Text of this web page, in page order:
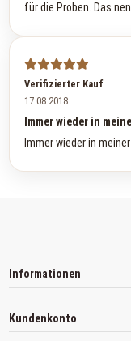
für die Proben. Das
Verifizierter Kauf
17.08.2018
Immer wieder in
Immer wieder in
Informationen
Kundenkonto